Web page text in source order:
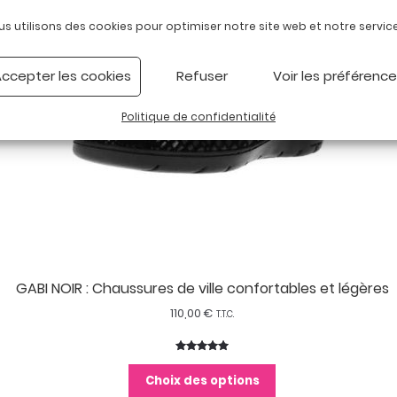
utilisons des cookies pour optimiser notre site web et notre
les cookies Refuser Voir les
Politique de confidentialité
GABI NOIR : Chaussures de ville confortables et légères
110,00€ T.T.C.
sur 5
Choix des options